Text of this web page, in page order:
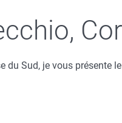
Sud, je vous présente